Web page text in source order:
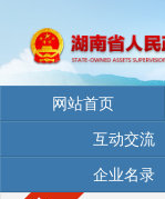
网站首页
互动交流
企业名录